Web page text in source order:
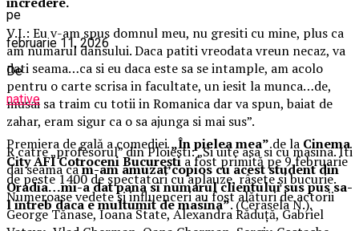
V.I.: Eu v-am spus domnul meu, nu gresiti cu mine, plus ca
am numarul dansului. Daca patiti vreodata vreun necaz, va
dati seama…ca si eu daca este sa se intample, am acolo
pentru o carte scrisa in facultate, un iesit la munca…de,
musai sa traim cu totii in Romanica dar va spun, baiat de
zahar, eram sigur ca o sa ajunga si mai sus”.
R catre „profesorul” din Ploiesti: „Si uite asa si cu masina. Iti
dai seama cam-am amuzat copios cu acest student din
Oradia…mi-a dat pana si numarul clientului sus pus sa-
l intreb daca e multumit de masina”. (Cerasela N.).
pe
februarie 11, 2026
De
native
Premiera de gală a comediei„În pielea mea”de la Cinema
City AFI Cotroceni Bucureștia fost primită pe 9 februarie
de peste 1400 de spectatori cu aplauze, râsete și bucurie.
Numeroase vedete și influenceri au fost alături de actorii
George Tănase, Ioana State, Alexandra Răduță, Gabriel